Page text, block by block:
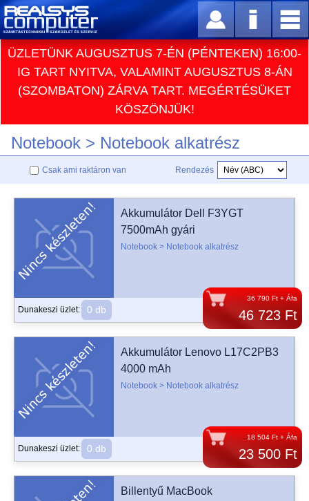
ÜZLETÜNK AUGUSZTUS 7-ÉN (PÉNTEKEN) 16:00-
IG TART NYITVA, VALAMINT AUGUSZTUS 8-ÁN
(SZOMBATON) ZÁRVA TART. MEGÉRTÉSÜKET
KÖSZÖNJÜK!
Notebook > Notebook alkatrész
Csak ami raktáron van Rendezés
36 790 Ft + Áfa
46 723 Ft
Akkumulátor Dell F3YGT
7500mAh gyári
Notebook > Notebook alkatrész
Dunakeszi üzlet: 0 db
18 504 Ft + Áfa
23 500 Ft
Akkumulátor Lenovo L17C2PB3
4000 mAh
Notebook > Notebook alkatrész
Dunakeszi üzlet: 0 db
Billentyű MacBook